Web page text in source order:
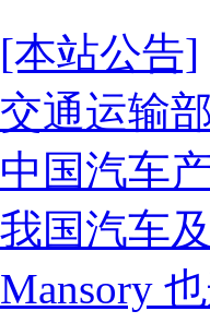
[本站公告]
交通运输
中国汽车
我国汽车
Mansory